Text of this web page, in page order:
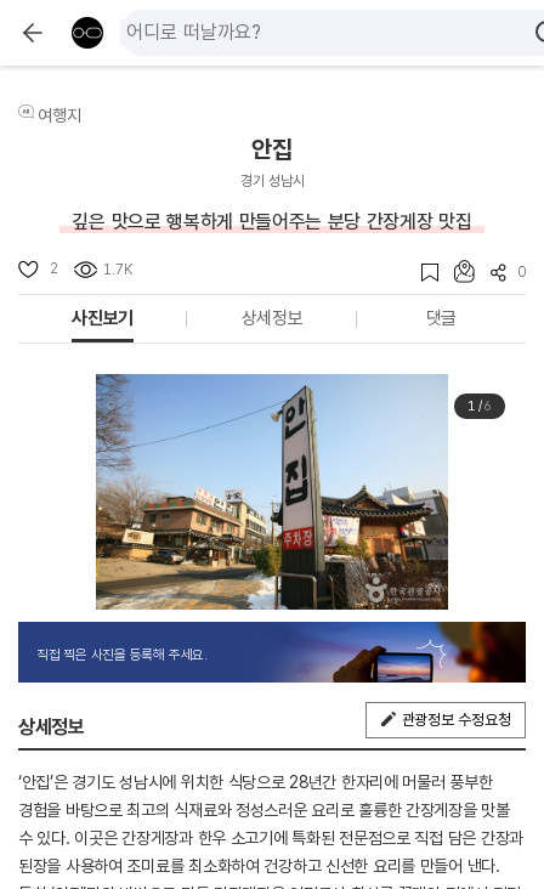
여행지
안집
경기 성남시
깊은 맛으로 행복하게 만들어주는 분당 간장게장 맛집
2 1.7K 0
사진보기 상세정보 댓글
1/6
직접 찍은 사진을 등록해 주세요.
상세정보 관광정보 수정요청
‘안집’은 경기도 성남시에 위치한 식당으로 28년간 한자리에 머물러 풍부한
경험을 바탕으로 최고의 식재료와 정성스러운 요리로 훌륭한 간장게장을 맛볼
수 있다. 이곳은 간장게장과 한우 소고기에 특화된 전문점으로 직접 담은 간장과
된장을 사용하여 조미료를 최소화하여 건강하고 신선한 요리를 만들어 낸다.